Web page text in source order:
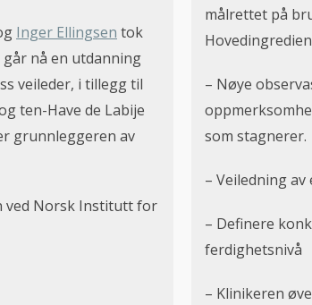
Inger Ellingsen tok
nå en utdanning
veileder, i tillegg til
ten-Have de Labije
grunnleggeren av
ved Norsk Institutt for
målrettet på
– Nøye
som stagnerer.
– Veiledning
– Definere
ferdighetsnivå
– Klinikeren